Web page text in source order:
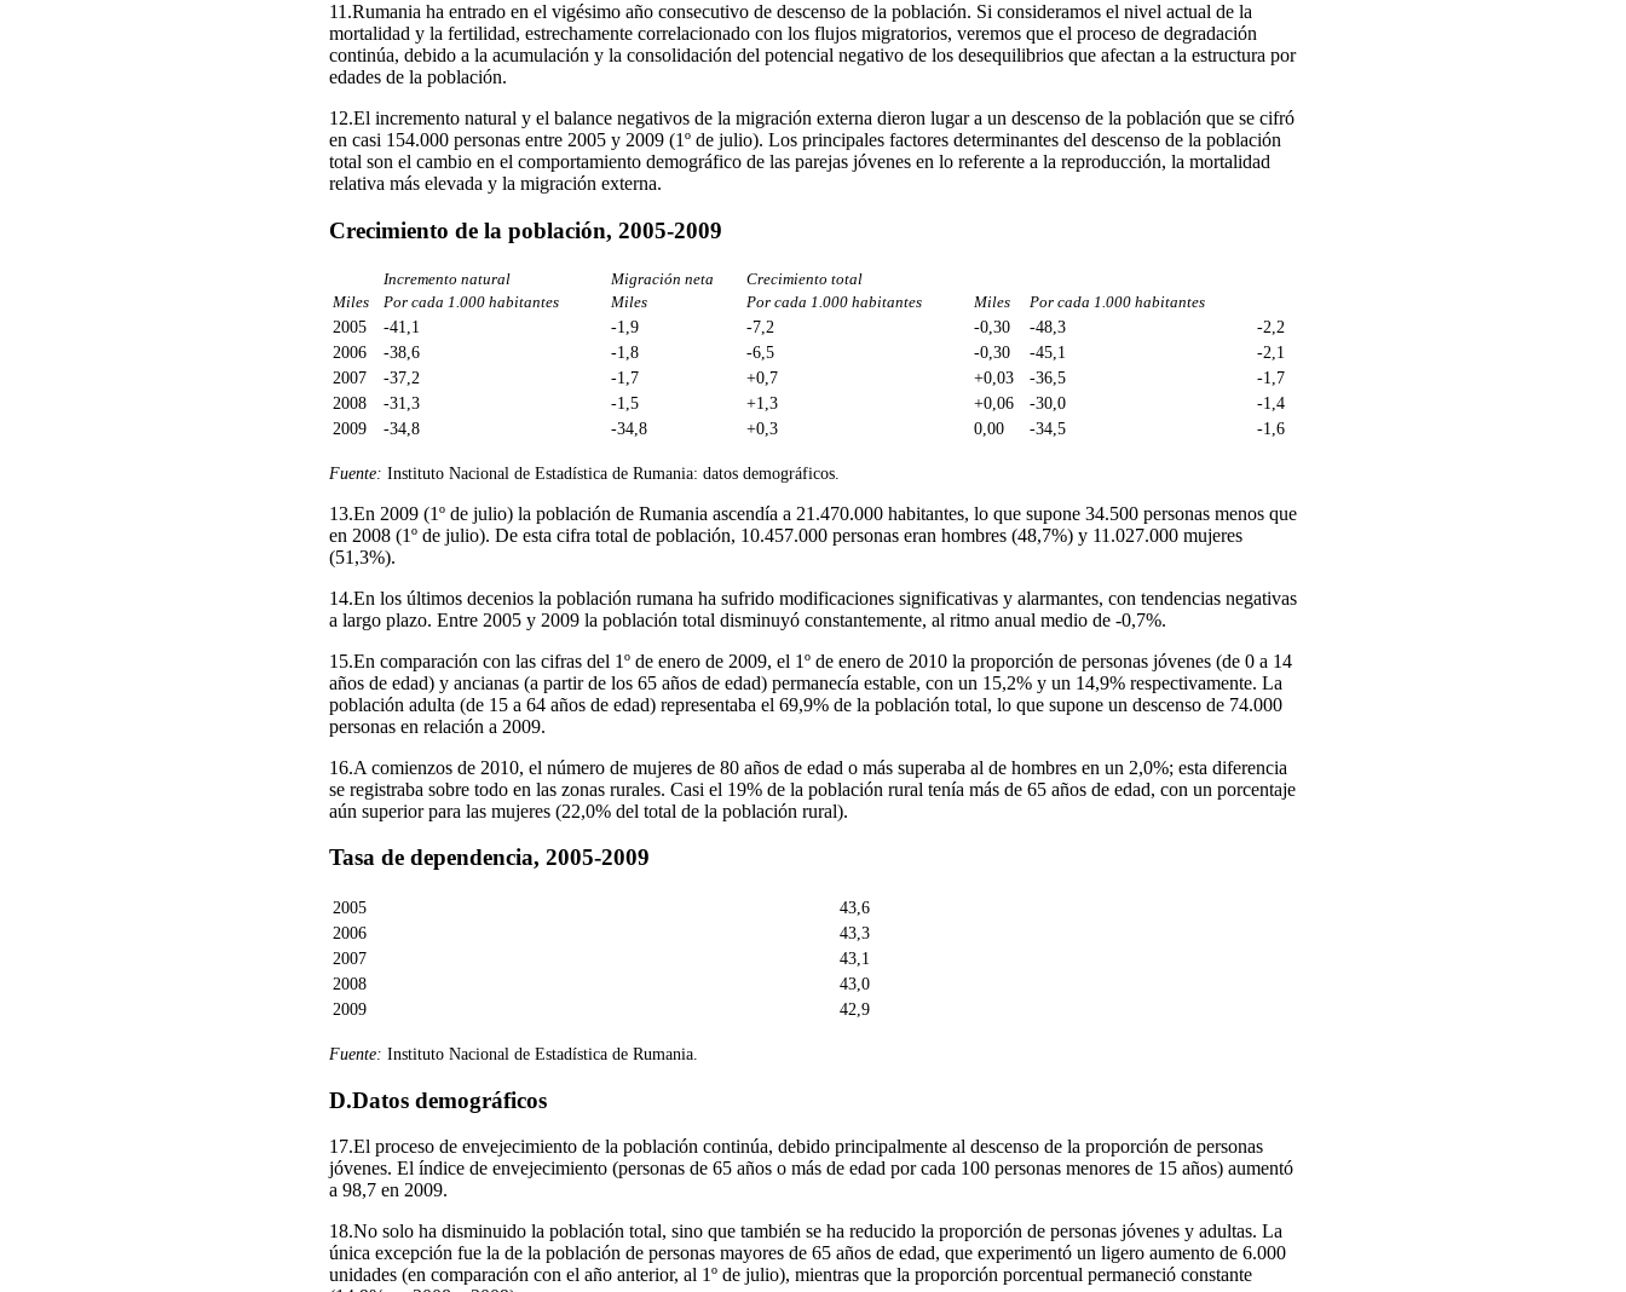
11.Rumania ha entrado en el vigésimo año consecutivo de descenso de la población. Si consideramos el nivel actual de la
mortalidad y la fertilidad, estrechamente correlacionado con los flujos migratorios, veremos que el proceso de degradación
continúa, debido a la acumulación y la consolidación del potencial negativo de los desequilibrios que afectan a la estructura por
edades de la población.
12.El incremento natural y el balance negativos de la migración externa dieron lugar a un descenso de la población que se cifró
en casi 154.000 personas entre 2005 y 2009 (1º de julio). Los principales factores determinantes del descenso de la población
total son el cambio en el comportamiento demográfico de las parejas jóvenes en lo referente a la reproducción, la mortalidad
relativa más elevada y la migración externa.
Crecimiento de la población, 2005-2009
Incremento natural Migración neta
Crecimiento total
Miles
Por cada 1.000 habitantes Miles Por cada 1.000 habitantes Miles Por cada 1.000 habitantes
2005 -41,1 -1,9 -7,2 -0,30 -48,3
-2,2
2006
-38,6 -1,8 -6,5 -0,30 -45,1
-2,1
2007
-37,2 -1,7 +0,7 +0,03 -36,5
-1,7
2008
-31,3 -1,5 +1,3 +0,06 -30,0
-1,4
2009
-34,8 -34,8 +0,3 0,00 -34,5 -1,6
Fuente: Instituto Nacional de Estadística de Rumania: datos demográficos.
13.En 2009 (1º de julio) la población de Rumania ascendía a 21.470.000 habitantes, lo que supone 34.500 personas menos que
en 2008 (1º de julio). De esta cifra total de población, 10.457.000 personas eran hombres (48,7%) y 11.027.000 mujeres
(51,3%).
14.En los últimos decenios la población rumana ha sufrido modificaciones significativas y alarmantes, con tendencias negativas
a largo plazo. Entre 2005 y 2009 la población total disminuyó constantemente, al ritmo anual medio de -0,7%.
15.En comparación con las cifras del 1º de enero de 2009, el 1º de enero de 2010 la proporción de personas jóvenes (de 0 a 14
años de edad) y ancianas (a partir de los 65 años de edad) permanecía estable, con un 15,2% y un 14,9% respectivamente. La
población adulta (de 15 a 64 años de edad) representaba el 69,9% de la población total, lo que supone un descenso de 74.000
personas en relación a 2009.
16.A comienzos de 2010, el número de mujeres de 80 años de edad o más superaba al de hombres en un 2,0%; esta diferencia
se registraba sobre todo en las zonas rurales. Casi el 19% de la población rural tenía más de 65 años de edad, con un porcentaje
aún superior para las mujeres (22,0% del total de la población rural).
Tasa de dependencia, 2005-2009
2005
43,6
2006
43,3
2007
43,1
2008
43,0
2009
42,9
Fuente: Instituto Nacional de Estadística de Rumania.
D.Datos demográficos
17.El proceso de envejecimiento de la población continúa, debido principalmente al descenso de la proporción de personas
jóvenes. El índice de envejecimiento (personas de 65 años o más de edad por cada 100 personas menores de 15 años) aumentó
a 98,7 en 2009.
18.No solo ha disminuido la población total, sino que también se ha reducido la proporción de personas jóvenes y adultas. La
única excepción fue la de la población de personas mayores de 65 años de edad, que experimentó un ligero aumento de 6.000
unidades (en comparación con el año anterior, al 1º de julio), mientras que la proporción porcentual permaneció constante